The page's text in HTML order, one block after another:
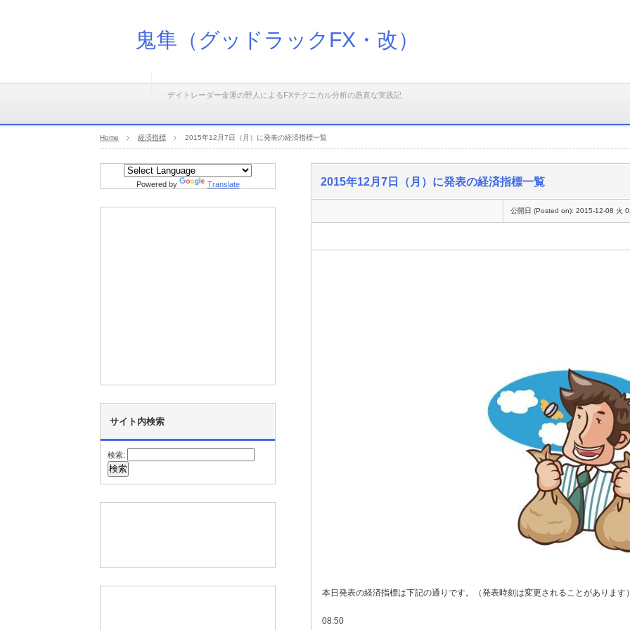
鬼隼（グッドラックFX・改）
デイトレーダー金運の野人によるFXテクニカル分析の愚直な実践記
Home 経済指標 2015年12月7日（月）に発表の経済指標一覧
2015年12月7日（月）に発表の経済指標一覧
公開日 (Posted on): 2015-12-08 火
本日発表の経済指標は下記の通りです。（発表時刻は変更されることがあります
08:50
Powered by Translate
サイト内検索
検索: